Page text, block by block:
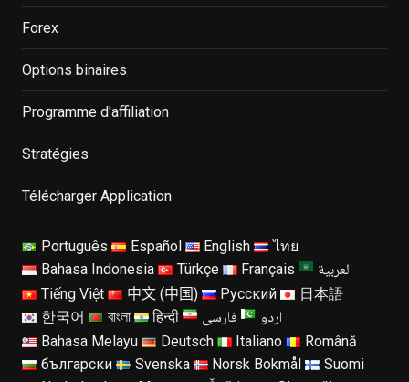
Forex
Options binaires
Programme d'affiliation
Stratégies
Télécharger Application
Português Español English
ไทย
Bahasa Indonesia
Türkçe Français العربية
Tiếng Việt 中文 (中国) Русский
日本語
한국어
বাংলা हिन्दी فارسی اردو
Bahasa Melayu Deutsch Italiano
Română
български
Svenska Norsk Bokmål
Suomi